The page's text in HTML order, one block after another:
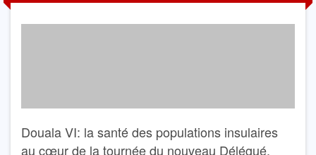
Douala VI: la santé des populations insulaires
au cœur de la tournée du nouveau Délégué,